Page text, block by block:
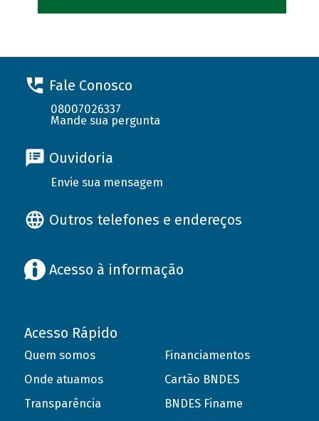
Fale Conosco
08007026337
Mande sua pergunta
Ouvidoria
Envie sua mensagem
Outros telefones e endereços
Acesso à informação
Acesso Rápido
Quem somos
Onde atuamos
Transparência
Financiamentos
Cartão BNDES
BNDES Finame